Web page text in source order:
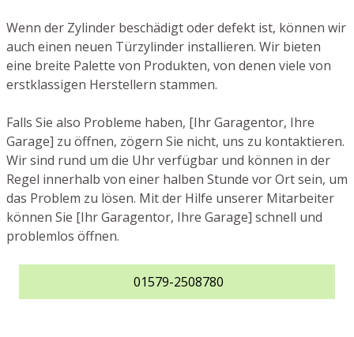
Wenn der Zylinder beschädigt oder defekt ist, können wir
auch einen neuen Türzylinder installieren. Wir bieten
eine breite Palette von Produkten, von denen viele von
erstklassigen Herstellern stammen.
Falls Sie also Probleme haben, [Ihr Garagentor, Ihre
Garage] zu öffnen, zögern Sie nicht, uns zu kontaktieren.
Wir sind rund um die Uhr verfügbar und können in der
Regel innerhalb von einer halben Stunde vor Ort sein, um
das Problem zu lösen. Mit der Hilfe unserer Mitarbeiter
können Sie [Ihr Garagentor, Ihre Garage] schnell und
problemlos öffnen.
01579-2508780